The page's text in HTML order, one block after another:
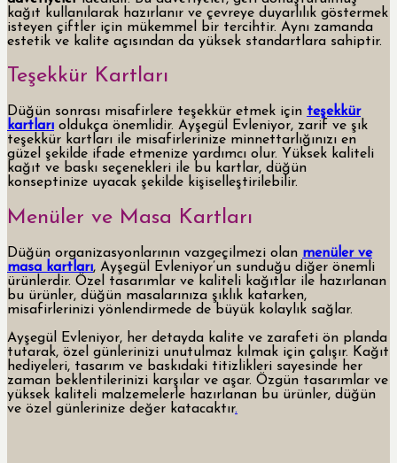
kağıt kullanılarak hazırlanır ve çevreye duyarlılık göstermek
isteyen çiftler için mükemmel bir tercihtir. Aynı zamanda
estetik ve kalite açısından da yüksek standartlara sahiptir.
Teşekkür Kartları
Düğün sonrası misafirlere teşekkür etmek için teşekkür
kartları oldukça önemlidir. Ayşegül Evleniyor, zarif ve şık
teşekkür kartları ile misafirlerinize minnettarlığınızı en
güzel şekilde ifade etmenize yardımcı olur. Yüksek kaliteli
kağıt ve baskı seçenekleri ile bu kartlar, düğün
konseptinize uyacak şekilde kişiselleştirilebilir.
Menüler ve Masa Kartları
Düğün organizasyonlarının vazgeçilmezi olan menüler ve
masa kartları, Ayşegül Evleniyor’un sunduğu diğer önemli
ürünlerdir. Özel tasarımlar ve kaliteli kağıtlar ile hazırlanan
bu ürünler, düğün masalarınıza şıklık katarken,
misafirlerinizi yönlendirmede de büyük kolaylık sağlar.
Ayşegül Evleniyor, her detayda kalite ve zarafeti ön planda
tutarak, özel günlerinizi unutulmaz kılmak için çalışır. Kağıt
hediyeleri, tasarım ve baskıdaki titizlikleri sayesinde her
zaman beklentilerinizi karşılar ve aşar. Özgün tasarımlar ve
yüksek kaliteli malzemelerle hazırlanan bu ürünler, düğün
ve özel günlerinize değer katacaktır.